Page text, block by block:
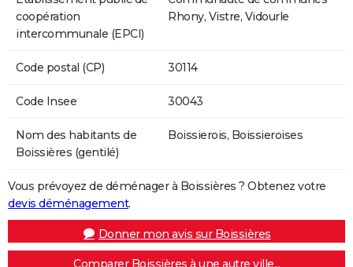
coopération
intercommunale (EPCI)
Rhony, Vistre, Vidourle
Code postal (CP) 30114
Code Insee 30043
Nom des habitants de
Boissières (gentilé)
Boissierois, Boissieroises
Vous prévoyez de déménager à Boissières ? Obtenez votre
devis déménagement.
Donner mon avis sur Boissières
Comparer Boissières à une autre ville...